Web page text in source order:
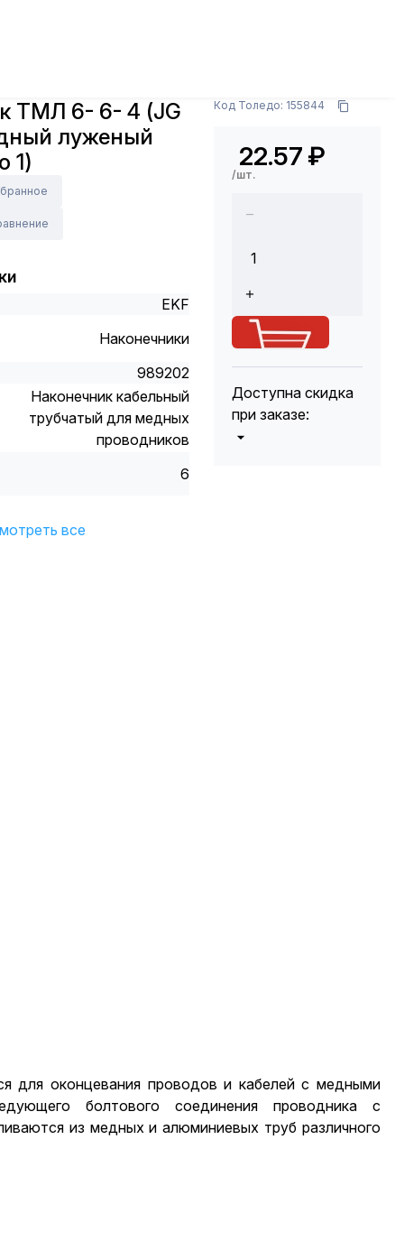
ТМЛ 6- 6- 4 (JG
луженый
1)
EKF
Наконечники
989202
Наконечник кабельный
трубчатый для медных
проводников
6
все
Код Толедо: 155844
22.57 ₽
/шт.
Доступна скидка
при заказе:
для оконцевания проводов и кабелей с медными
болтового соединения проводника с
из медных и алюминиевых труб различного